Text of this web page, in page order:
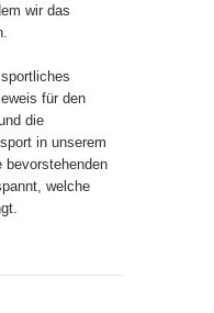
wir das
für den
die
in unserem
bevorstehenden
welche